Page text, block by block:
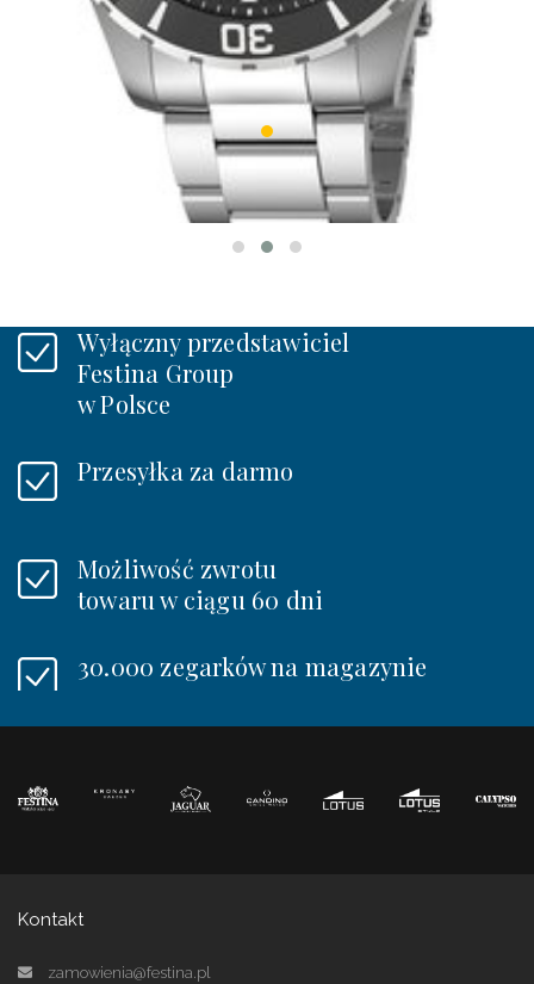
Festina 20531/4
AUTOMATIC
1 099 zł
Wyłączny przedstawiciel
Festina Group
w Polsce
Przesyłka za darmo
Możliwość zwrotu
towaru w ciągu 60 dni
30.000 zegarków na magazynie
Kontakt
zamowienia@festina.pl